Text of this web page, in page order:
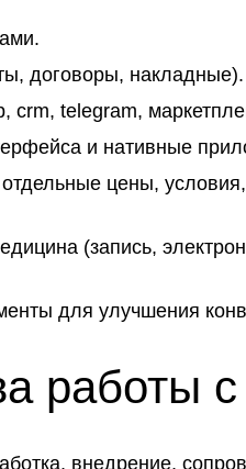
договоры, накладные).
crm, telegram,
и нативные
цены,
(запись,
для улучшения
работы
внедрение,